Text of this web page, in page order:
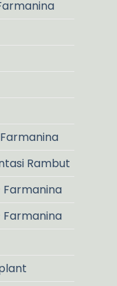
Rambut
Farmanina